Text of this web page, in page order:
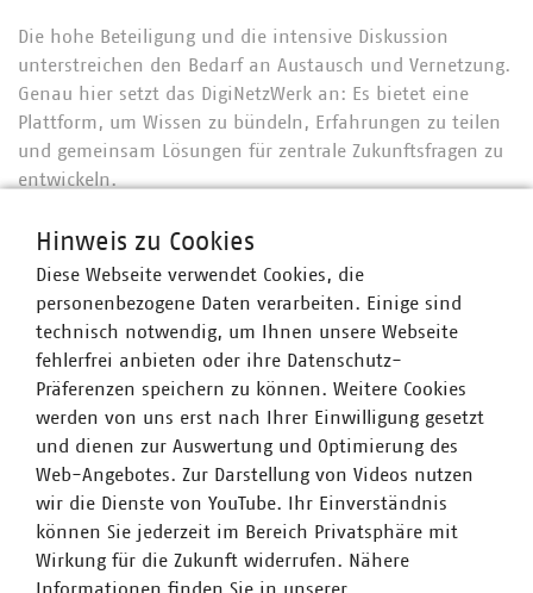
Die hohe Beteiligung und die intensive Diskussion
unterstreichen den Bedarf an Austausch und Vernetzung.
Genau hier setzt das DigiNetzWerk an: Es bietet eine
Plattform, um Wissen zu bündeln, Erfahrungen zu teilen
und gemeinsam Lösungen für zentrale Zukunftsfragen zu
entwickeln.
Ansprechpartner
Hinweis zu Cookies
Diese Webseite verwendet Cookies, die
personenbezogene Daten verarbeiten. Einige sind
technisch notwendig, um Ihnen unsere Webseite
fehlerfrei anbieten oder ihre Datenschutz-
Präferenzen speichern zu können. Weitere Cookies
werden von uns erst nach Ihrer Einwilligung gesetzt
und dienen zur Auswertung und Optimierung des
Web-Angebotes. Zur Darstellung von Videos nutzen
wir die Dienste von YouTube. Ihr Einverständnis
können Sie jederzeit im Bereich Privatsphäre mit
Wirkung für die Zukunft widerrufen. Nähere
Informationen finden Sie in unserer